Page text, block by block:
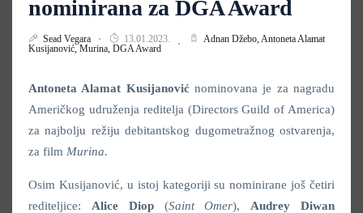
nominirana za DGA Award
Sead Vegara 13.01.2023. Adnan Džebo, Antoneta Alamat
Kusijanović,Murina, DGA Award
Antoneta Alamat Kusijanović nominovana je za nagradu
Američkog udruženja reditelja (Directors Guild of America)
za najbolju režiju debitantskog dugometražnog ostvarenja,
za film Murina.
Osim Kusijanović, u istoj kategoriji su nominirane još četiri
rediteljice: Alice Diop(Saint Omer), Audrey Diwan